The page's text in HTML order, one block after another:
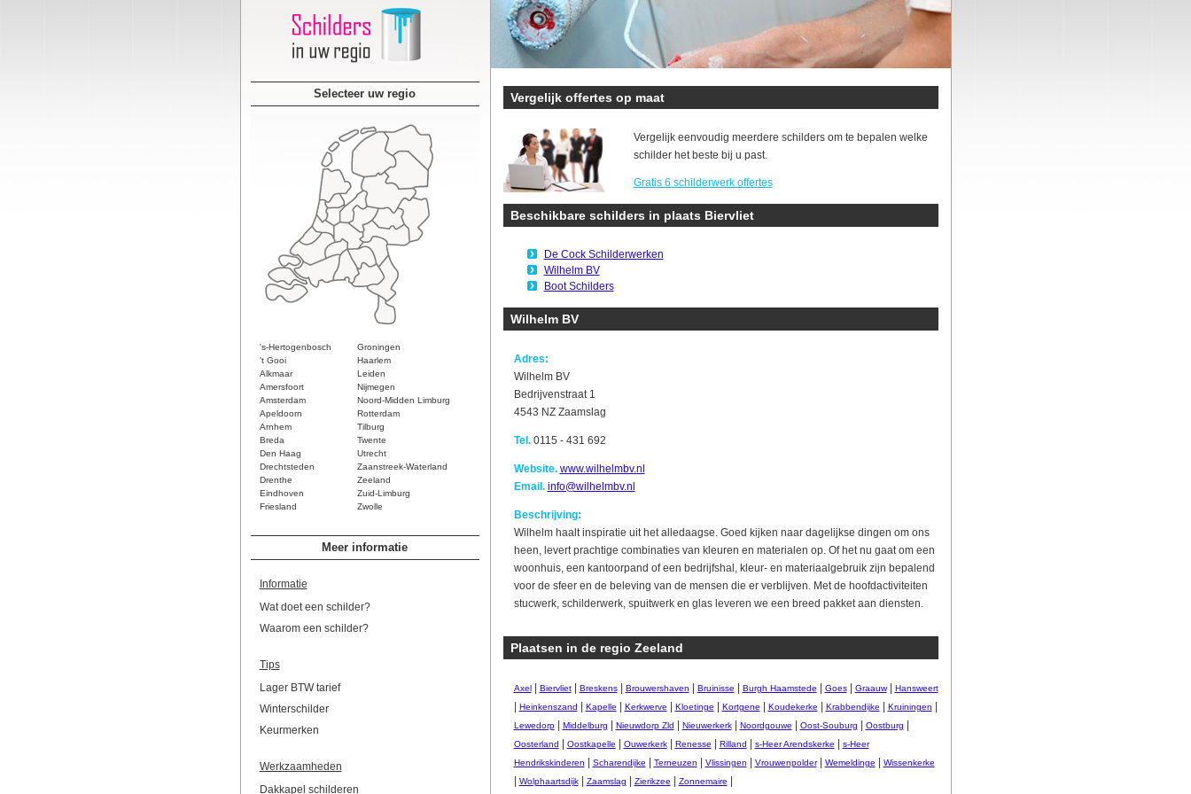
Selecteer uw regio
's-Hertogenbosch
Groningen
't Gooi
Haarlem
Alkmaar
Leiden
Amersfoort
Nijmegen
Amsterdam
Noord-Midden Limburg
Apeldoorn
Rotterdam
Arnhem
Tilburg
Breda
Twente
Den Haag
Utrecht
Drechtsteden
Zaanstreek-Waterland
Drenthe
Zeeland
Eindhoven
Zuid-Limburg
Friesland
Zwolle
Meer informatie
Informatie
Wat doet een schilder?
Waarom een schilder?
Tips
Lager BTW tarief
Winterschilder
Keurmerken
Werkzaamheden
Dakkapel schilderen
Vergelijk offertes op maat
Vergelijk eenvoudig meerdere schilders om te bepalen welke
schilder het beste bij u past.
Gratis 6 schilderwerk offertes
Beschikbare schilders in plaats Biervliet
De Cock Schilderwerken
Wilhelm BV
Boot Schilders
Wilhelm BV
Adres:
Wilhelm BV
Bedrijvenstraat 1
4543 NZ Zaamslag
Tel.0115 - 431 692
Website. www.wilhelmbv.nl
Email. info@wilhelmbv.nl
Beschrijving:
Wilhelm haalt inspiratie uit het alledaagse. Goed kijken naar dagelijkse dingen om ons
heen, levert prachtige combinaties van kleuren en materialen op. Of het nu gaat om een
woonhuis, een kantoorpand of een bedrijfshal, kleur- en materiaalgebruik zijn bepalend
voor de sfeer en de beleving van de mensen die er verblijven. Met de hoofdactiviteiten
stucwerk, schilderwerk, spuitwerk en glas leveren we een breed pakket aan diensten.
Plaatsen in de regio Zeeland
Axel| Biervliet| Breskens| Brouwershaven Bruinisse Burgh Haamstede Goes| Graauw| Hansweert
Heinkenszand Kapelle Kerkwerve Kloetinge Kortgene Koudekerke Krabbendijke Kruiningen
Lewedorp| Middelburg Nieuwdorp Zld Nieuwerkerk| Noordgouwe Oost-Souburg Oostburg
Oosterland Oostkapelle Ouwerkerk| Renesse Rilland s-Heer Arendskerke
s-Heer
Hendrikskinderen
Scharendijke Terneuzen Vlissingen Vrouwenpolder| Wemeldinge Wissenkerke
Wolphaartsdijk| Zaamslag Zierikzee Zonnemaire